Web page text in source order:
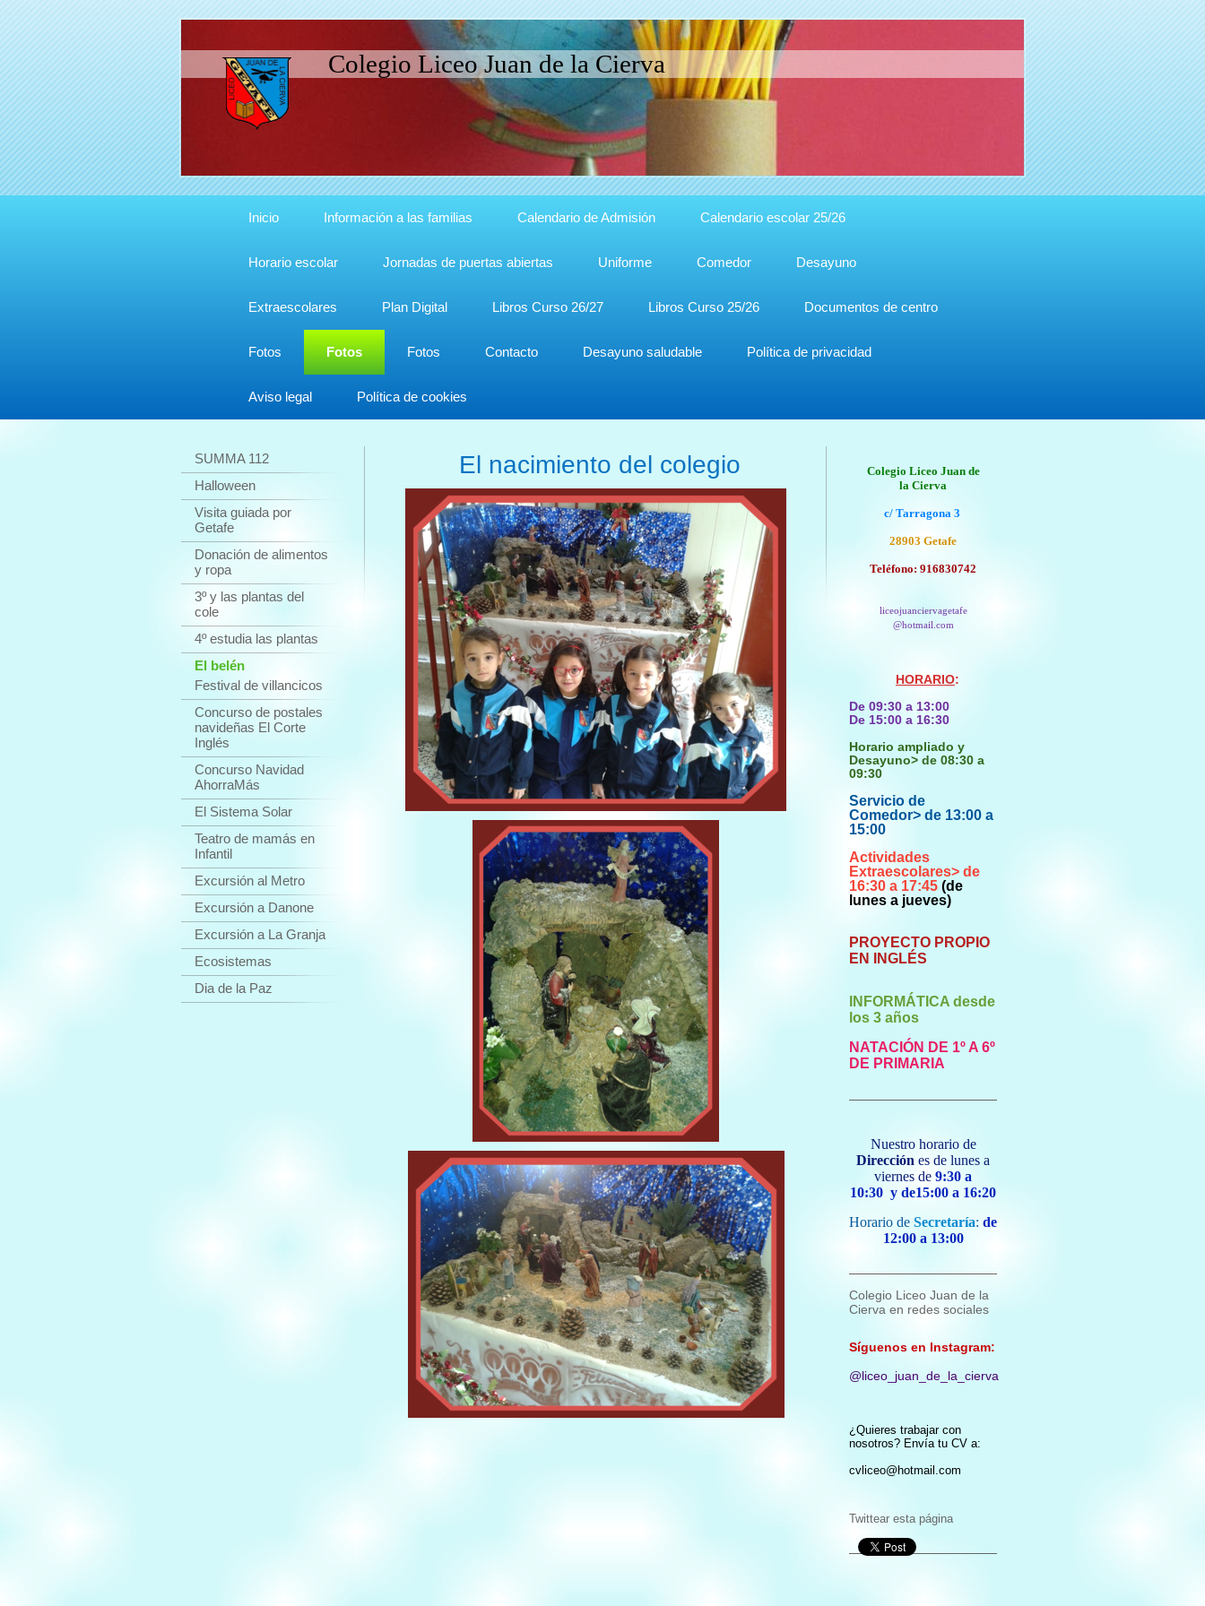
Colegio Liceo Juan de la Cierva
Inicio Información a las familias Calendario de Admisión Calendario escolar 25/26
Horario escolar Jornadas de puertas abiertas Uniforme Comedor Desayuno
Extraescolares Plan Digital Libros Curso 26/27 Libros Curso 25/26 Documentos de centro
Fotos Fotos Fotos Contacto Desayuno saludable Política de privacidad
Aviso legal Política de cookies
SUMMA 112
Halloween
Visita guiada por
Getafe
Donación de alimentos
y ropa
3º y las plantas del
cole
4º estudia las plantas
El belén
Festival de villancicos
Concurso de postales
navideñas El Corte
Inglés
Concurso Navidad
AhorraMás
El Sistema Solar
Teatro de mamás en
Infantil
Excursión al Metro
Excursión a Danone
Excursión a La Granja
Ecosistemas
Dia de la Paz
El nacimiento del colegio
Colegio Liceo Juan de
la Cierva
c/ Tarragona 3
28903 Getafe
Teléfono: 916830742
liceojuanciervagetafe
@hotmail.com
HORARIO:
De 09:30 a 13:00
De 15:00 a 16:30
Horario ampliado y
Desayuno> de 08:30 a
09:30
Servicio de
Comedor> de 13:00 a
15:00
Actividades
Extraescolares> de
16:30 a 17:45 (de
lunes a jueves)
PROYECTO PROPIO
EN INGLÉS
INFORMÁTICA desde
los 3 años
NATACIÓN DE 1º A 6º
DE PRIMARIA
Nuestro horario de
Dirección es de lunes a
viernes de 9:30 a
10:30 y de15:00 a 16:20
Horario de Secretaría: de
12:00 a 13:00
Colegio Liceo Juan de la
Cierva en redes sociales
Síguenos en Instagram:
@liceo_juan_de_la_cierva
¿Quieres trabajar con
nosotros? Envía tu CV a:
cvliceo@hotmail.com
Twittear esta página